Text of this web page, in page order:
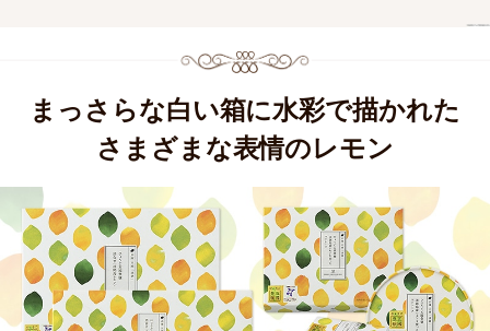
まっさらな白い箱に水彩で描かれた
さまざまな表情のレモン